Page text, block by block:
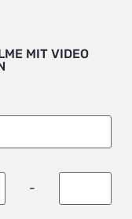
MIT VIDEO
-